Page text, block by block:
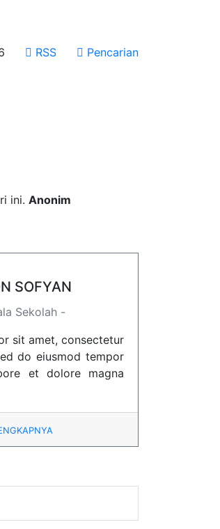
RSS Pencarian
ini. Anonim
SOFYAN
Sekolah -
sit amet, consectetur
do eiusmod tempor
et dolore magna